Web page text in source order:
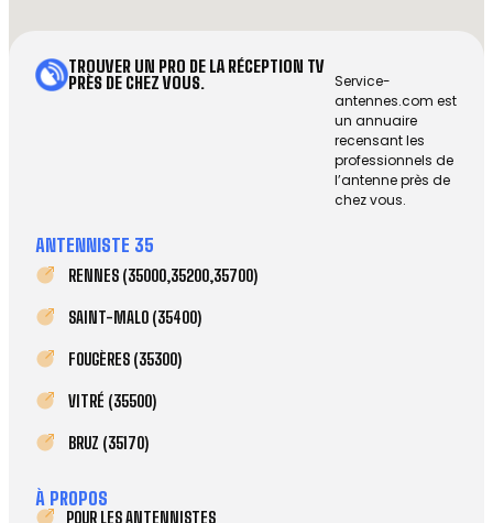
TROUVER UN PRO DE LA RÉCEPTION TV
PRÈS DE CHEZ VOUS.
Service-
antennes.com est
un annuaire
recensant les
professionnels de
l’antenne près de
chez vous.
ANTENNISTE 35
RENNES (35000,35200,35700)
SAINT-MALO (35400)
FOUGÈRES (35300)
VITRÉ (35500)
BRUZ (35170)
À PROPOS
POUR LES ANTENNISTES